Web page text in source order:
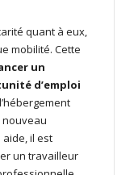
quant à eux,
mobilité. Cette
un
d’emploi
nouveau
il est
un travailleur